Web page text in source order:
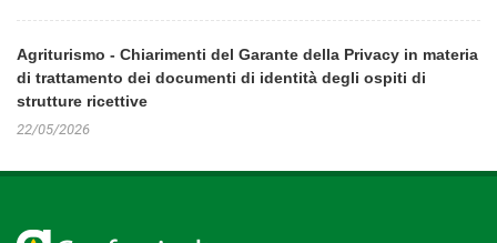
Agriturismo - Chiarimenti del Garante della Privacy in materia
di trattamento dei documenti di identità degli ospiti di
strutture ricettive
22/05/2026